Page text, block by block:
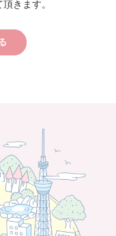
きます。